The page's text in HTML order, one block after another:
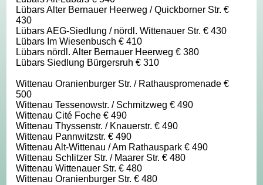
Lübars Alter Bernauer Heerweg / Quickborner Str. €
430
Lübars AEG-Siedlung / nördl. Wittenauer Str. € 430
Lübars Im Wiesenbusch € 410
Lübars nördl. Alter Bernauer Heerweg € 380
Lübars Siedlung Bürgersruh € 310
Wittenau Oranienburger Str. / Rathauspromenade €
500
Wittenau Tessenowstr. / Schmitzweg € 490
Wittenau Cité Foche € 490
Wittenau Thyssenstr. / Knauerstr. € 490
Wittenau Pannwitzstr. € 490
Wittenau Alt-Wittenau / Am Rathauspark € 490
Wittenau Schlitzer Str. / Maarer Str. € 480
Wittenau Wittenauer Str. € 480
Wittenau Oranienburger Str. € 480